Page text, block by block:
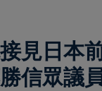
見日本
勝信眾